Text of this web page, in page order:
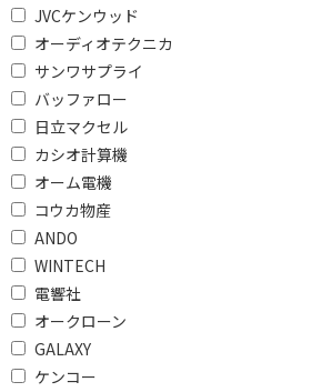
JVCケンウッド
オーディオテクニカ
サンワサプライ
バッファロー
日立マクセル
カシオ計算機
オーム電機
コウカ物産
ANDO
WINTECH
電響社
オークローン
GALAXY
ケンコー
ライトニング端子
ARCで絞り込む
ARC対応
ハイレゾで絞り込む
ハイレゾ対応
VOD対応で絞り込む
Dolby Atmosで絞り込む